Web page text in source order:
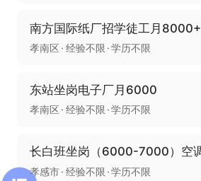
南方国际纸厂招学徒工月8000+
孝南区 经验不限 学历不限
东站坐岗电子厂月6000
孝南区 经验不限 学历不限
孝感市 经验不限 学历不限